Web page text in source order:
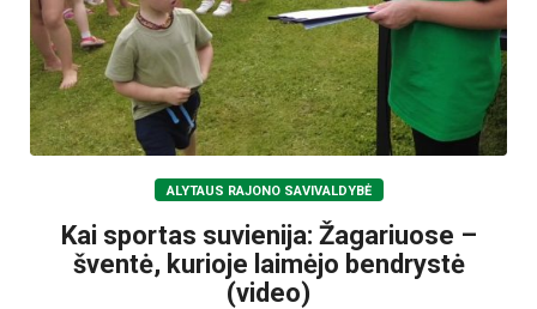
ALYTAUS RAJONO SAVIVALDYBĖ
Kai sportas suvienija: Žagariuose –
šventė, kurioje laimėjo bendrystė
(video)